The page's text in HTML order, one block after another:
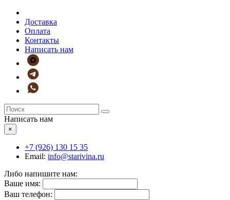
Доставка
Оплата
Контакты
Написать нам
Написать нам
×
+7 (926) 130 15 35
Email: info@starivina.ru
Либо напишите нам:
Ваше имя:
Ваш телефон: